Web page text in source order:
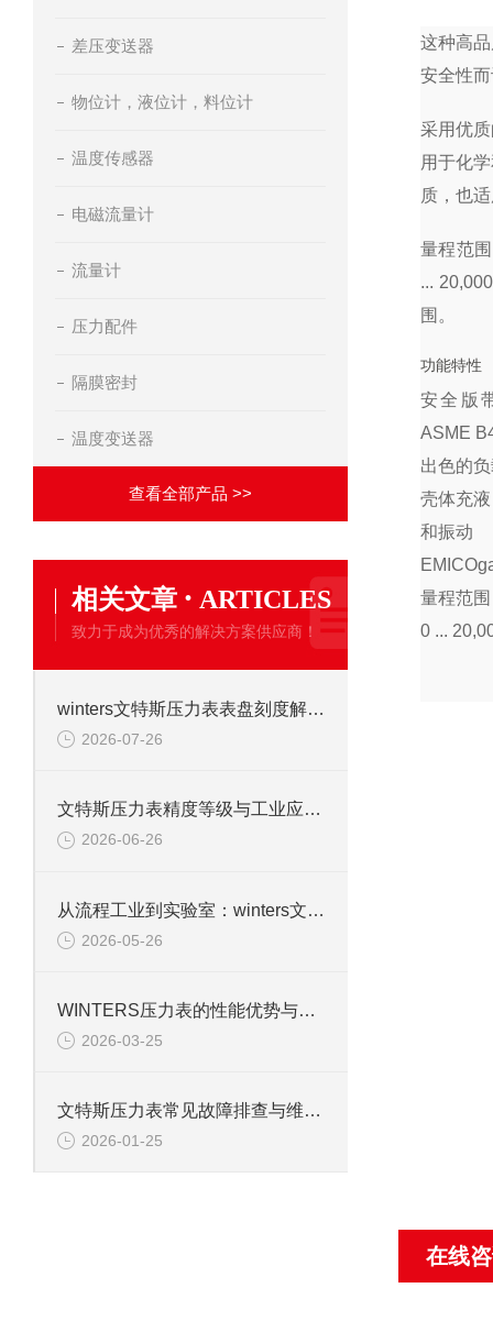
这种高
安全性
采用优
用于化
质，也
量程范
...
围。
功能特性
安全版
ASME
出色的
壳体充
和振动
量程范
0 ...
在线
差压变送器
物位计，液位计，料位计
温度传感器
电磁流量计
流量计
压力配件
隔膜密封
温度变送器
查看全部产品 >>
相关文章 · ARTICLES
致力于成为优秀的解决方案供应商！
winters文特斯压力表表盘刻度解读及现场安装注意事项
2026-07-26
文特斯压力表精度等级与工业应用场景解析
2026-06-26
从流程工业到实验室：winters文特斯压力表的多元应用场景
2026-05-26
WINTERS压力表的性能优势与行业适配性解析
2026-03-25
文特斯压力表常见故障排查与维护技巧
2026-01-25